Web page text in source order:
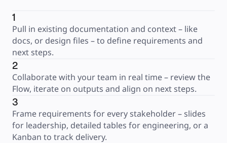
1
Pull in existing documentation and context – like
docs, or design files – to define requirements and
next steps.
2
Collaborate with your team in real time – review the
Flow, iterate on outputs and align on next steps.
3
Frame requirements for every stakeholder – slides
for leadership, detailed tables for engineering, or a
Kanban to track delivery.